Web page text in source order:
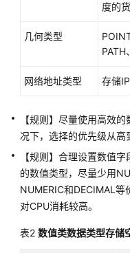
（分
_V2.0-
数
库
系
统
概
度的
几何类型
PATH
网络地址类型 存储
【规则】尽量使用高效
况下，选择的优先级从高
【规则】合理设置数值
的数值类型，尽量少用
NUMERIC和DECIMAL
对CPU消耗较高。
表2 数值类数据类型存储